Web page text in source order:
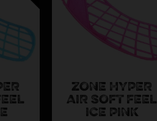
ZONE HYPER
AIR SOFT FEEL
ICE PINK